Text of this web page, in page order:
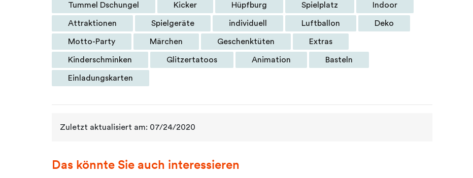
Tummel Dschungel Kicker Hüpfburg Spielplatz Indoor
Attraktionen Spielgeräte individuell Luftballon Deko
Motto-Party Märchen Geschenktüten Extras
Kinderschminken Glitzertatoos Animation Basteln
Einladungskarten
Zuletzt aktualisiert am: 07/24/2020
Das könnte Sie auch interessieren